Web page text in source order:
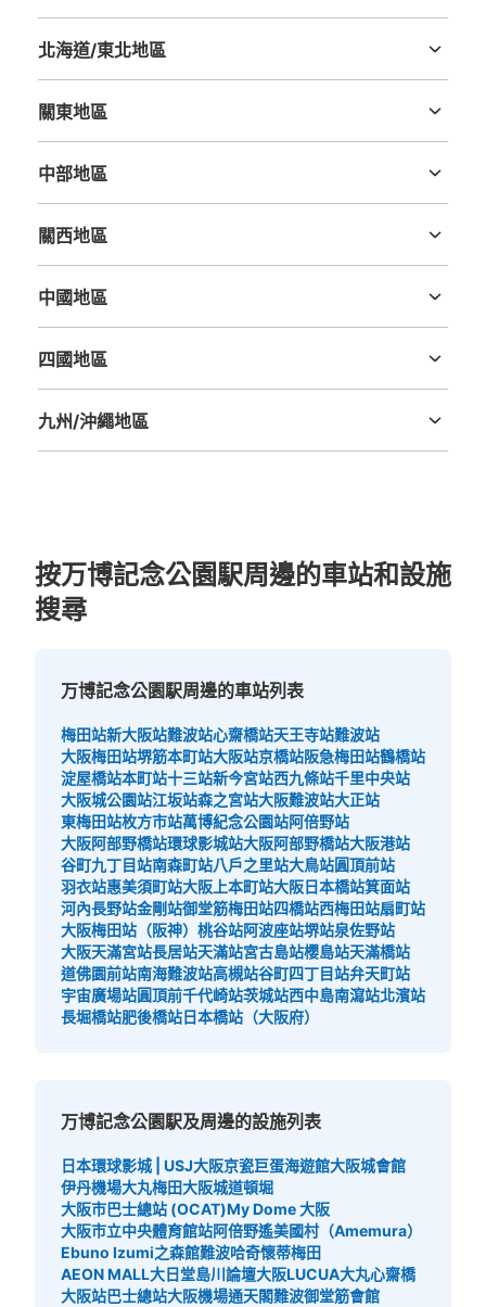
北海道/東北地區
關東地區
中部地區
關西地區
中國地區
四國地區
九州/沖繩地區
按万博記念公園駅周邊的車站和設施
搜尋
万博記念公園駅周邊的車站列表
梅田站新大阪站難波站心齋橋站天王寺站難波站
大阪梅田站堺筋本町站大阪站京橋站阪急梅田站鶴橋站
淀屋橋站本町站十三站新今宮站西九條站千里中央站
大阪城公園站江坂站森之宮站大阪難波站大正站
東梅田站枚方市站萬博紀念公園站阿倍野站
大阪阿部野橋站環球影城站大阪阿部野橋站大阪港站
谷町九丁目站南森町站八戶之里站大鳥站圓頂前站
羽衣站惠美須町站大阪上本町站大阪日本橋站箕面站
河內長野站金剛站御堂筋梅田站四橋站西梅田站扇町站
大阪梅田站（阪神） 桃谷站阿波座站堺站泉佐野站
大阪天滿宮站長居站天滿站宮古島站櫻島站天滿橋站
道佛園前站南海難波站高槻站谷町四丁目站弁天町站
宇宙廣場站圓頂前千代崎站茨城站西中島南瀉站北濱站
長堀橋站肥後橋站日本橋站（大阪府）
万博記念公園駅及周邊的設施列表
日本環球影城 | USJ大阪京瓷巨蛋海遊館大阪城會館
伊丹機場大丸梅田大阪城道頓堀
大阪市巴士總站 (OCAT)My Dome 大阪
大阪市立中央體育館站阿倍野遙美國村（Amemura）
Ebuno Izumi之森館難波哈奇懷蒂梅田
AEON MALL大日堂島川論壇大阪LUCUA大丸心齋橋
大阪站巴士總站大阪機場通天閣難波御堂筋會館